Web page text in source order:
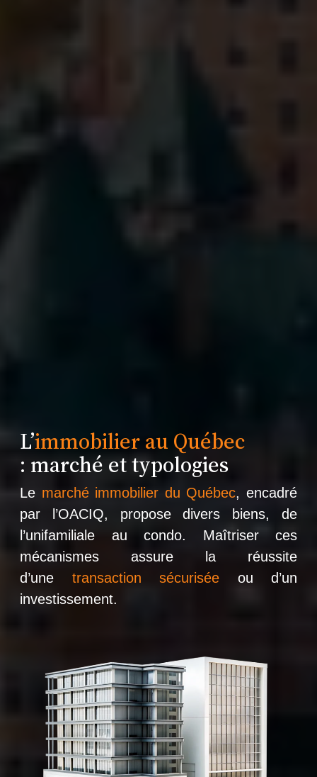
L’immobilier au Québec
: marché et typologies
Le marché immobilier du Québec, encadré
par l’OACIQ, propose divers biens, de
l’unifamiliale au condo. Maîtriser ces
mécanismes assure la réussite
d’une transaction sécurisée ou d’un
investissement.